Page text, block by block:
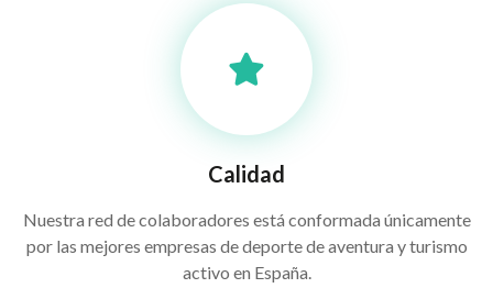
Calidad
Nuestra red de colaboradores está conformada únicamente
por las mejores empresas de deporte de aventura y turismo
activo en España.